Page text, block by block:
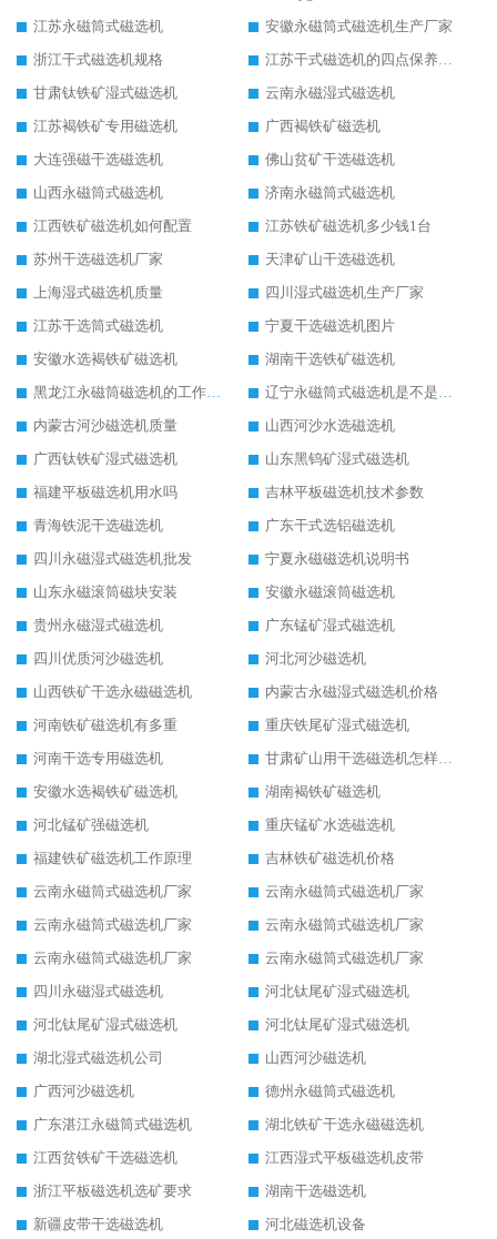
江苏永磁筒式磁选机
安徽永磁筒式磁选机生产厂家
浙江干式磁选机规格
江苏干式磁选机的四点保养秘籍
甘肃钛铁矿湿式磁选机
云南永磁湿式磁选机
江苏褐铁矿专用磁选机
广西褐铁矿磁选机
大连强磁干选磁选机
佛山贫矿干选磁选机
山西永磁筒式磁选机
济南永磁筒式磁选机
江西铁矿磁选机如何配置
江苏铁矿磁选机多少钱1台
苏州干选磁选机厂家
天津矿山干选磁选机
上海湿式磁选机质量
四川湿式磁选机生产厂家
江苏干选筒式磁选机
宁夏干选磁选机图片
安徽水选褐铁矿磁选机
湖南干选铁矿磁选机
黑龙江永磁筒磁选机的工作原理
辽宁永磁筒式磁选机是不是强磁
内蒙古河沙磁选机质量
山西河沙水选磁选机
广西钛铁矿湿式磁选机
山东黑钨矿湿式磁选机
福建平板磁选机用水吗
吉林平板磁选机技术参数
青海铁泥干选磁选机
广东干式选铝磁选机
四川永磁湿式磁选机批发
宁夏永磁磁选机说明书
山东永磁滚筒磁块安装
安徽永磁滚筒磁选机
贵州永磁湿式磁选机
广东锰矿湿式磁选机
四川优质河沙磁选机
河北河沙磁选机
山西铁矿干选永磁磁选机
内蒙古永磁湿式磁选机价格
河南铁矿磁选机有多重
重庆铁尾矿湿式磁选机
河南干选专用磁选机
甘肃矿山用干选磁选机怎样调磁
安徽水选褐铁矿磁选机
湖南褐铁矿磁选机
河北锰矿强磁选机
重庆锰矿水选磁选机
福建铁矿磁选机工作原理
吉林铁矿磁选机价格
云南永磁筒式磁选机厂家
云南永磁筒式磁选机厂家
云南永磁筒式磁选机厂家
云南永磁筒式磁选机厂家
云南永磁筒式磁选机厂家
云南永磁筒式磁选机厂家
四川永磁湿式磁选机
河北钛尾矿湿式磁选机
河北钛尾矿湿式磁选机
河北钛尾矿湿式磁选机
湖北湿式磁选机公司
山西河沙磁选机
广西河沙磁选机
德州永磁筒式磁选机
广东湛江永磁筒式磁选机
湖北铁矿干选永磁磁选机
江西贫铁矿干选磁选机
江西湿式平板磁选机皮带
浙江平板磁选机选矿要求
湖南干选磁选机
新疆皮带干选磁选机
河北磁选机设备